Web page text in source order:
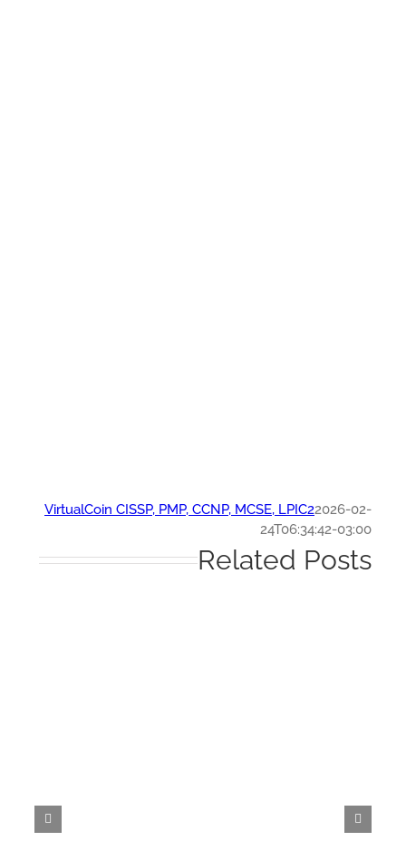
VirtualCoin CISSP, PMP, CCNP, MCSE, LPIC22026-
24T06:34:42-
Related